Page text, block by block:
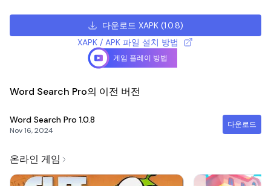
다운로드 XAPK(1.0.8)
XAPK / APK 파일 설치 방법
게임 플레이 방법
Word Search Pro의 이전 버전
Word Search Pro 1.0.8
Nov 16, 2024
다운로드
온라인 게임